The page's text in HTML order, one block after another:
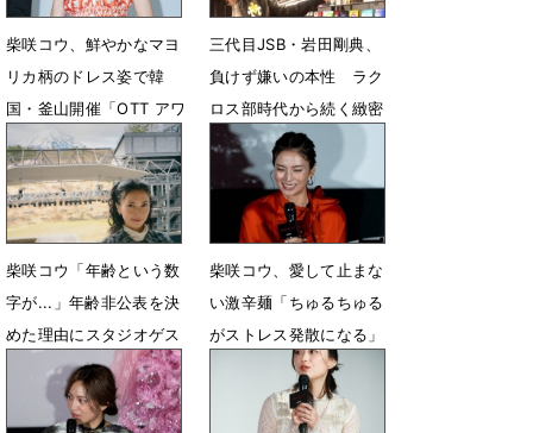
柴咲コウ、鮮やかなマヨ
リカ柄のドレス姿で韓
国・釜山開催「OTT アワ
ード」レカペに登場
6月21日 19時47分
三代目JSB・岩田剛典、
負けず嫌いの本性 ラク
ロス部時代から続く緻密
な戦略を解剖
4月17日 15時24分
柴咲コウ「年齢という数
字が...」年齢非公表を決
めた理由にスタジオゲス
トもびっくり
4月17日 15時00分
柴咲コウ、愛して止まな
い激辛麺「ちゅるちゅる
がストレス発散になる」
12月22日 12時48分